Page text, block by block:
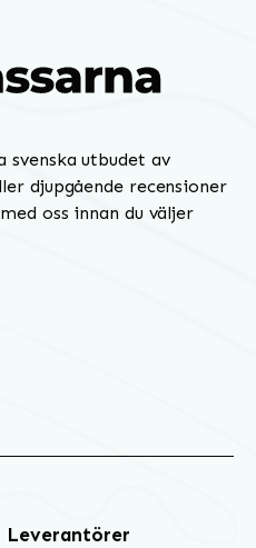
svenska utbudet av
djupgående recensioner
oss innan du väljer
Leverantörer